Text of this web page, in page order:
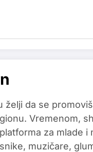
želji da se
Vremenom,
za mlade i
muzičare,